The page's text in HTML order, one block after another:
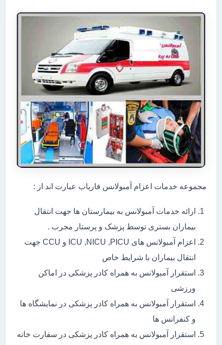
مجموعه خدمات اعزام آمبولانس فاریاب عبارت اند از :
ارائه خدمات آمبولانس به بیمارستان ها جهت انتقال
بیماران بستری توسط پزشک و پرستار مجرب .
اعزام آمبولانس های ICU ,NICU ,PICU و CCU جهت
انتقال بیماران با شرایط خاص
استقرار آمبولانس به همراه کادر پزشکی در اماکن
ورزشی
استقرار آمبولانس به همراه کادر پزشکی در نمایشگاه ها
و کنفرانس ها
استقرار آمبولانس به همراه کادر پزشکی در سفارت خانه